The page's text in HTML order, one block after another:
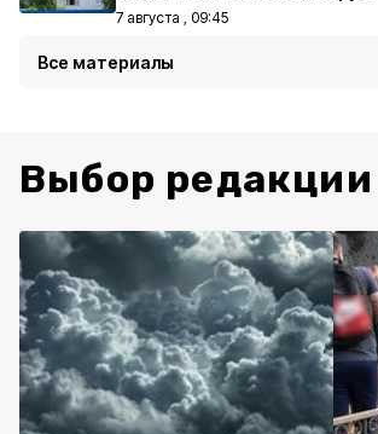
7 августа , 09:45
Все материалы
Выбор редакции